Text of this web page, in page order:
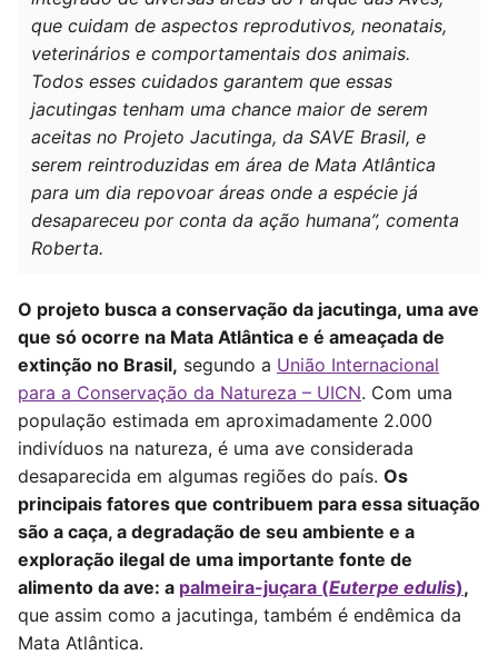
que cuidam de aspectos reprodutivos, neonatais,
veterinários e comportamentais dos animais.
Todos esses cuidados garantem que essas
jacutingas tenham uma chance maior de serem
aceitas no Projeto Jacutinga, da SAVE Brasil, e
serem reintroduzidas em área de Mata Atlântica
para um dia repovoar áreas onde a espécie já
desapareceu por conta da ação humana”, comenta
Roberta.
O projeto busca a conservação da jacutinga, uma ave
que só ocorre na Mata Atlântica e é ameaçada de
extinção no Brasil, segundo a União Internacional
para a Conservação da Natureza – UICN. Com uma
população estimada em aproximadamente 2.000
indivíduos na natureza, é uma ave considerada
desaparecida em algumas regiões do país. Os
principais fatores que contribuem para essa situação
são a caça, a degradação de seu ambiente e a
exploração ilegal de uma importante fonte de
alimento da ave: a palmeira-juçara (Euterpe edulis),
que assim como a jacutinga, também é endêmica da
Mata Atlântica.